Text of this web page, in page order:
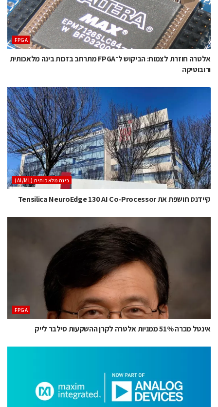
‫‪FPGA‬‬
אלטרה חוזרת לצמוח: הביקוש ל־FPGA מתרחב בזכות בינה מלאכותית
ורובוטיקה
בינה מלאכותית (AI/ML)
קיידנס חושפת את Tensilica NeuroEdge 130 AI Co-Processor
‫‪FPGA‬‬
אינטל מכרה 51% ממניות אלטרה לקרן ההשקעות סילבר לייק